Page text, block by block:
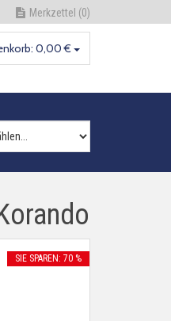
Merkzettel (0)
0,00 €
SIE SPAREN: 70 %